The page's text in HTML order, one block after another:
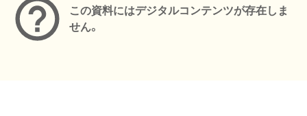
この資料にはデジタルコンテンツが存在しま
せん。